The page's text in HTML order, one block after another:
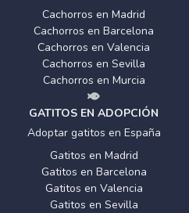
Cachorros en Madrid
Cachorros en Barcelona
Cachorros en Valencia
Cachorros en Sevilla
Cachorros en Murcia
GATITOS EN ADOPCIÓN
Adoptar gatitos en España
Gatitos en Madrid
Gatitos en Barcelona
Gatitos en Valencia
Gatitos en Sevilla